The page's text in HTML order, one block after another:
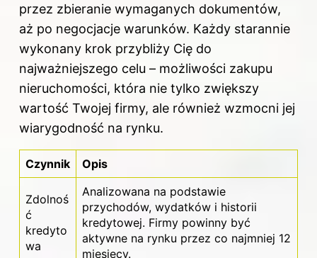
przez zbieranie wymaganych dokumentów,
aż po negocjacje warunków. Każdy starannie
wykonany krok przybliży Cię do
najważniejszego celu – możliwości zakupu
nieruchomości, która nie tylko zwiększy
wartość Twojej firmy, ale również wzmocni jej
wiarygodność na rynku.
Czynnik Opis
Zdolnoś
ć
kredyto
wa
Analizowana na podstawie
przychodów, wydatków i historii
kredytowej. Firmy powinny być
aktywne na rynku przez co najmniej 12
miesięcy.